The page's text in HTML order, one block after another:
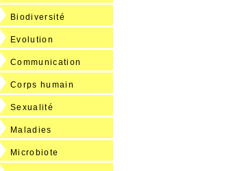
Biodiversité
Evolution
Communication
Corps humain
Sexualité
Maladies
Microbiote